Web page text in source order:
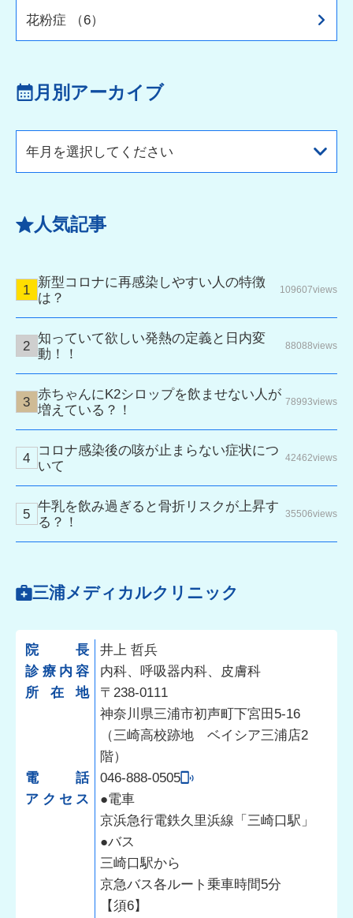
花粉症 （6）
月別アーカイブ
年月を選択してください
人気記事
新型コロナに再感染しやすい人の特徴
は？
109607views
知っていて欲しい発熱の定義と日内変
動！！
88088views
赤ちゃんにK2シロップを飲ませない人が
増えている？！
78993views
コロナ感染後の咳が止まらない症状につ
いて
42462views
牛乳を飲み過ぎると骨折リスクが上昇す
る？！
35506views
三浦メディカルクリニック
院長
井上 哲兵
診療内容
内科、呼吸器内科、皮膚科
所在地
〒238-0111
神奈川県三浦市初声町下宮田5-16
（三崎高校跡地 ベイシア三浦店2
階）
電話
046-888-0505
アクセス
●電車
京浜急行電鉄久里浜線「三崎口駅」
●バス
三崎口駅から
京急バス各ルート乗車時間5分
【須6】